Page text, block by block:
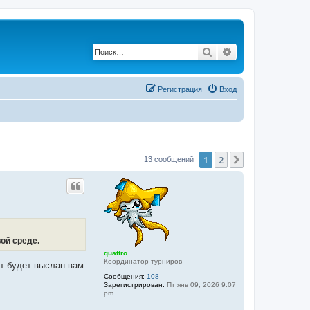
Поиск
Вход
Регистрация
13 сообщений 1 2
quattro
Координатор турниров
Сообщения: 108
Зарегистрирован: Пт янв 09, 2026 9:07
pm
среде.
будет выслан вам